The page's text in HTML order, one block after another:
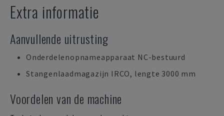
Extra informatie
Aanvullende uitrusting
Onderdelenopnameapparaat NC-bestuurd
Stangenlaadmagazijn IRCO, lengte 3000 mm
Voordelen van de machine